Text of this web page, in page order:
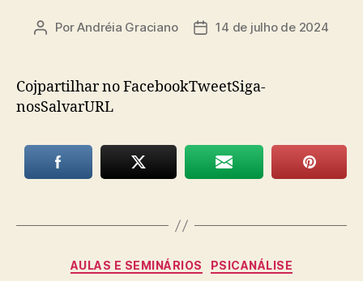
Autor
PorAndréia Graciano
Data14 de julho de 2024
Cojpartilhar no FacebookTweetSiga-
nosSalvarURL
Categorias
AULAS E SEMINÁRIOS PSICANÁLISE